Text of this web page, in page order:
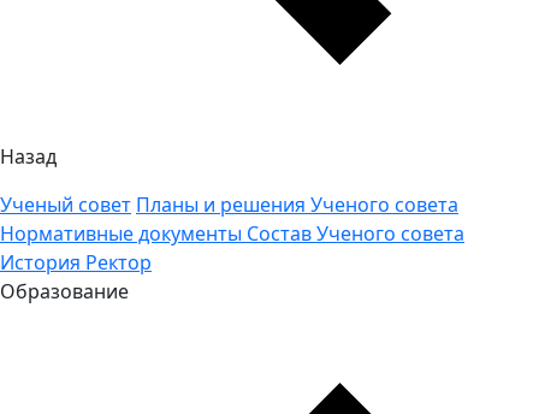
Назад
Ученый совет Планы и решения Ученого совета
Нормативные документы Состав Ученого совета
История Ректор
Образование